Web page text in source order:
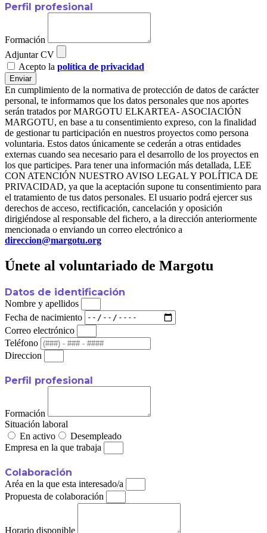
Perfil profesional
Formación
Adjuntar CV
Acepto la política de privacidad
Enviar
En cumplimiento de la normativa de protección de datos de carácter
personal, te informamos que los datos personales que nos aportes
serán tratados por MARGOTU ELKARTEA- ASOCIACIÓN
MARGOTU, en base a tu consentimiento expreso, con la finalidad
de gestionar tu participación en nuestros proyectos como persona
voluntaria. Estos datos únicamente se cederán a otras entidades
externas cuando sea necesario para el desarrollo de los proyectos en
los que participes. Para tener una información más detallada, LEE
CON ATENCIÓN NUESTRO AVISO LEGAL Y POLÍTICA DE
PRIVACIDAD, ya que la aceptación supone tu consentimiento para
el tratamiento de tus datos personales. El usuario podrá ejercer sus
derechos de acceso, rectificación, cancelación y oposición
dirigiéndose al responsable del fichero, a la dirección anteriormente
mencionada o enviando un correo electrónico a
direccion@margotu.org
Únete al voluntariado de Margotu
Datos de identificación
Nombre y apellidos
Fecha de nacimiento
Correo electrónico
Teléfono
Direccion
Perfil profesional
Formación
Situación laboral
En activo
Desempleado
Empresa en la que trabaja
Colaboración
Aréa en la que esta interesado/a
Propuesta de colaboración
Horario disponible